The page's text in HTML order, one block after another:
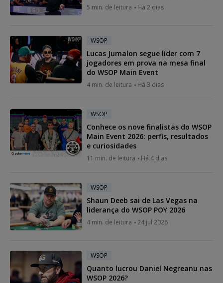
5 min. de leitura Há 2 dias
WSOP
Lucas Jumalon segue líder com 7
jogadores em prova na mesa final
do WSOP Main Event
4 min. de leitura Há 3 dias
WSOP
Conhece os nove finalistas do WSOP
Main Event 2026: perfis, resultados
e curiosidades
11 min. de leitura Há 4 dias
WSOP
Shaun Deeb sai de Las Vegas na
liderança do WSOP POY 2026
4 min. de leitura 24 jul 2026
WSOP
Quanto lucrou Daniel Negreanu nas
WSOP 2026?